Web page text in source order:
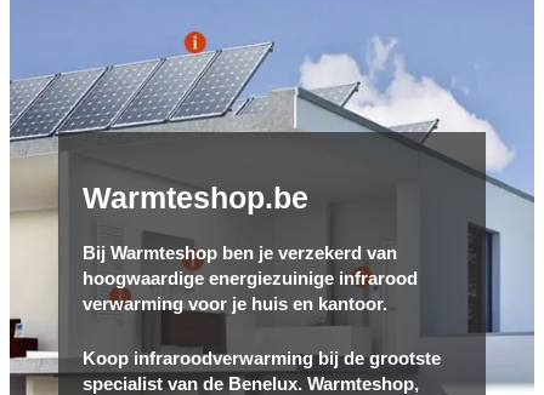
Warmteshop.be
Bij Warmteshop ben je verzekerd van
hoogwaardige energiezuinige infrarood
verwarming voor je huis en kantoor.
Koop infraroodverwarming bij de grootste
specialist van de Benelux. Warmteshop,